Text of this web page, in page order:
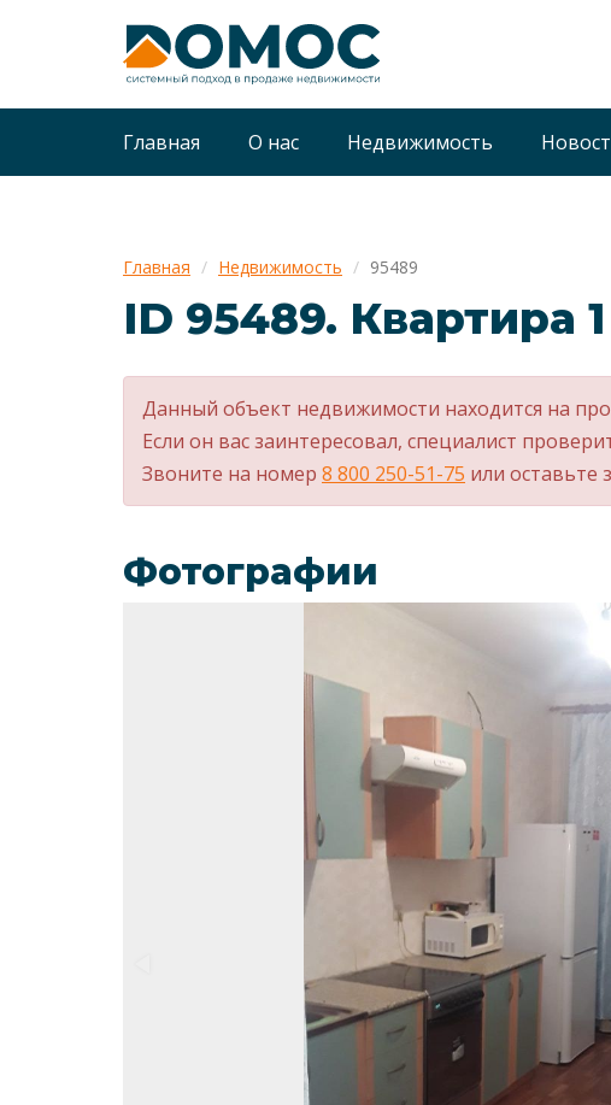
Главная О нас Недвижимость
Главная Недвижимость 95489
ID 95489. Квартира
Данный объект недвижимости находится на
Если он вас заинтересовал, специалист
Звоните на номер 8 800 250-51-75 или оставьте
Фотографии